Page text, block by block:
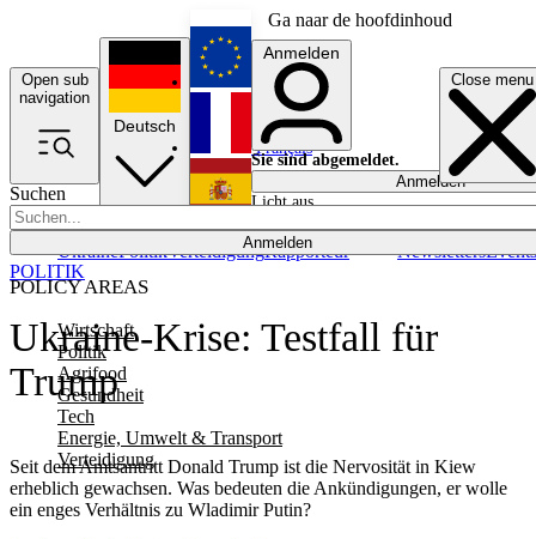
Ga naar de hoofdinhoud
Open sub
navigation
Close menu
Suchen
Anmelden
POLICY AREAS
Wirtschaft
Politik
Agrifood
Gesundheit
Tech
Energie, Umwelt & Transport
Verteidigung
UkrainePolitikVerteidigungRapporteur NewslettersEvents
Deutsch
English
Français
Anmelden
Sie sind abgemeldet.
Anmelden
Licht aus
Ukraine-Krise: Testfall für
Trump
Seit dem Amtsantritt Donald Trump ist die Nervosität in Kiew
erheblich gewachsen. Was bedeuten die Ankündigungen, er wolle
ein enges Verhältnis zu Wladimir Putin?
POLITIK